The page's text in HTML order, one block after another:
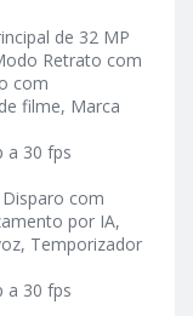
de 32 MP
Retrato com
com
filme, Marca
a 30 fps
com
por IA,
Temporizador
a 30 fps